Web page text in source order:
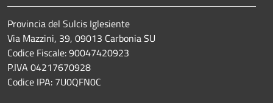
Provincia del Sulcis Iglesiente
Via Mazzini, 39, 09013 Carbonia SU
Codice Fiscale: 90047420923
P.IVA 04217670928
Codice IPA: 7U0QFN0C